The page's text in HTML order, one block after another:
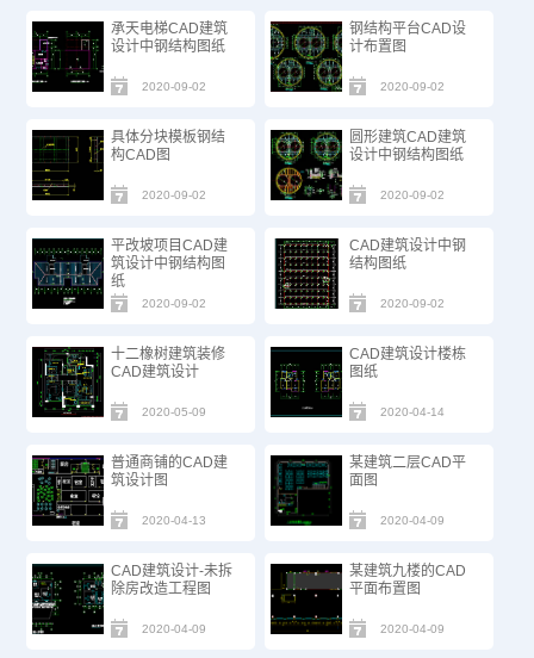
承天电梯CAD建筑
设计中钢结构图纸
2020-09-02
钢结构平台CAD设
计布置图
2020-09-02
具体分块模板钢结
构CAD图
2020-09-02
圆形建筑CAD建筑
设计中钢结构图纸
2020-09-02
平改坡项目CAD建
筑设计中钢结构图
纸
2020-09-02
CAD建筑设计中钢
结构图纸
2020-09-02
十二橡树建筑装修
CAD建筑设计
2020-05-09
CAD建筑设计楼栋
图纸
2020-04-14
普通商铺的CAD建
筑设计图
2020-04-13
某建筑二层CAD平
面图
2020-04-09
CAD建筑设计-未拆
除房改造工程图
2020-04-09
某建筑九楼的CAD
平面布置图
2020-04-09